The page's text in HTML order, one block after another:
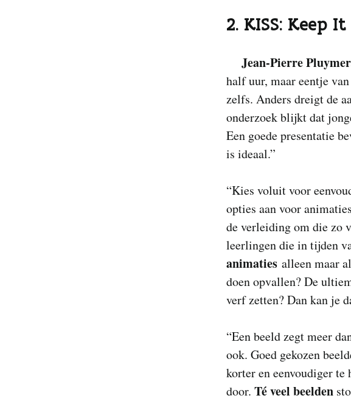
2. KISS: Keep
Jean-Pierre
half uur, maar eentje van
zelfs. Anders dreigt de
onderzoek blijkt dat
Een goede presentatie
is ideaal.”
“Kies voluit voor
opties aan voor
de verleiding om die zo
leerlingen die in tijden
animaties alleen maar
doen opvallen? De
verf zetten? Dan kan je
“Een beeld zegt meer
ook. Goed gekozen
korter en eenvoudiger
door. Té veel beelden